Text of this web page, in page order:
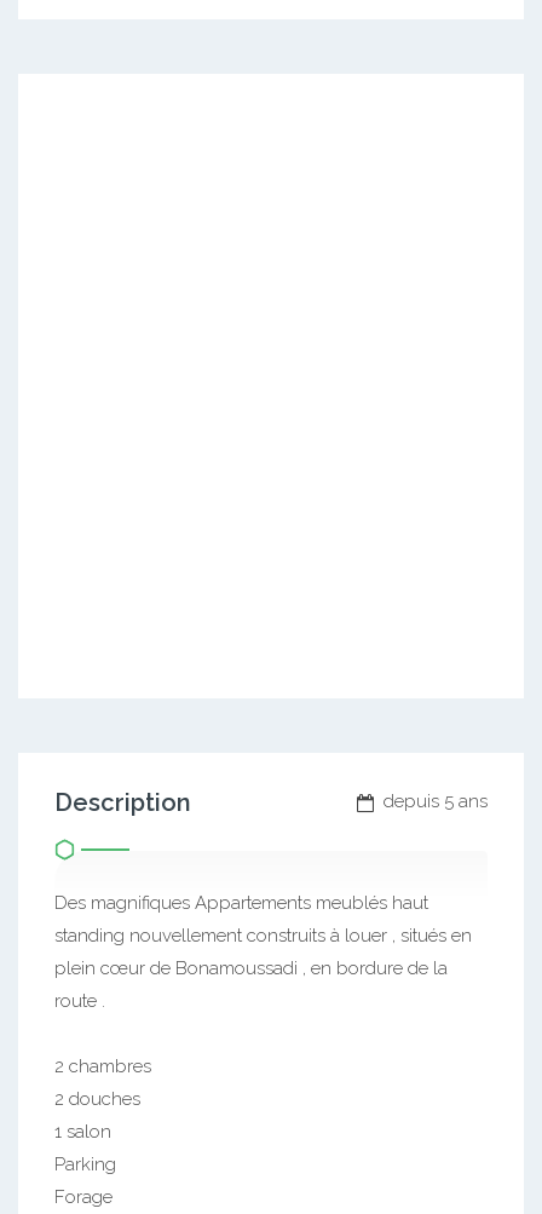
depuis 5 ans
Description
Des magnifiques Appartements meublés haut
standing nouvellement construits à louer , situés en
plein cœur de Bonamoussadi , en bordure de la
route .
2 chambres
2 douches
1 salon
Parking
Forage